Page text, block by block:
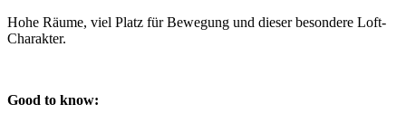
Hohe Räume, viel Platz für Bewegung und dieser besondere Loft-
Charakter.
Good to know: